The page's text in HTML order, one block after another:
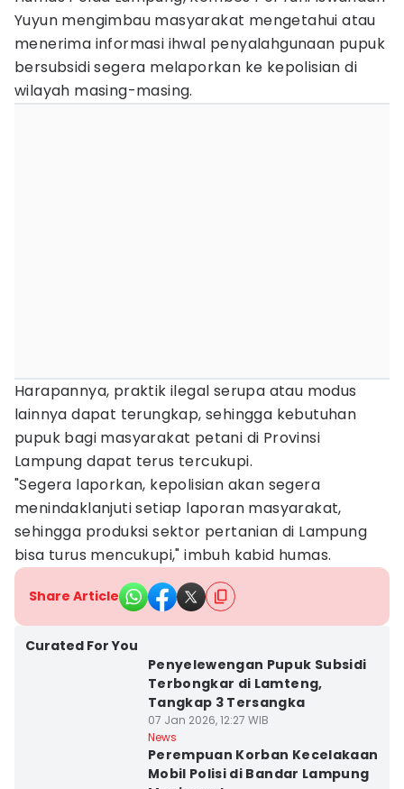
Yuyun mengimbau masyarakat mengetahui atau
menerima informasi ihwal penyalahgunaan pupuk
bersubsidi segera melaporkan ke kepolisian di
wilayah masing-masing.
Harapannya, praktik ilegal serupa atau modus
lainnya dapat terungkap, sehingga kebutuhan
pupuk bagi masyarakat petani di Provinsi
Lampung dapat terus tercukupi.
"Segera laporkan, kepolisian akan segera
menindaklanjuti setiap laporan masyarakat,
sehingga produksi sektor pertanian di Lampung
bisa turus mencukupi," imbuh kabid humas.
Share Article
Curated For You
Penyelewengan Pupuk Subsidi
Terbongkar di Lamteng,
Tangkap 3 Tersangka
07 Jan 2026, 12:27 WIB
News
Perempuan Korban Kecelakaan
Mobil Polisi di Bandar Lampung